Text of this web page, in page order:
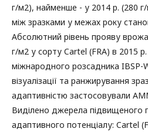
г/м2), найменше - у 2014 р. (280
між зразками у межах року
Абсолютний рівень прояву
г/м2 у сорту Cartel (FRA) в 2015
міжнародного розсадника IBSP-
візуалізації та ранжирування
адаптивністю застосовували
Виділено джерела підвищеного
адаптивного потенціалу: Cartel